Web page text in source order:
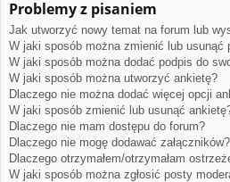
Problemy z pisaniem
Jak utworzyć nowy temat na forum lub
W jaki sposób można zmienić lub usunąć
W jaki sposób można dodać podpis do
W jaki sposób można utworzyć ankietę?
Dlaczego nie można dodać więcej opcji
W jaki sposób zmienić lub usunąć
Dlaczego nie mam dostępu do forum?
Dlaczego nie mogę dodawać załączników?
Dlaczego otrzymałem/otrzymałam
W jaki sposób można zgłosić posty